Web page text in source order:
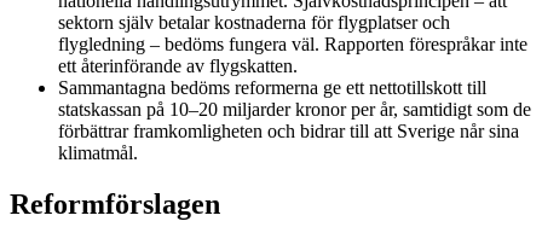
sektorn själv betalar kostnaderna för flygplatser och
flygledning – bedöms fungera väl. Rapporten förespråkar inte
ett återinförande av flygskatten.
Sammantagna bedöms reformerna ge ett nettotillskott till
statskassan på 10–20 miljarder kronor per år, samtidigt som de
förbättrar framkomligheten och bidrar till att Sverige når sina
klimatmål.
Reformförslagen